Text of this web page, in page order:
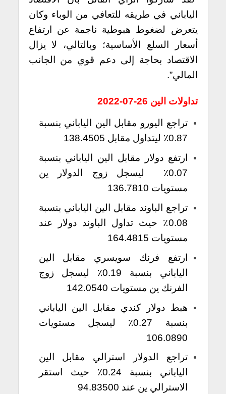
الياباني في طريقه للتعافي من الوباء وكان
يتعرض لضغوط هبوطية ناجمة عن ارتفاع
أسعار السلع الأساسية؛ وبالتالي، لا يزال
الاقتصاد بحاجة إلى دعم قوي من الجانب
المالي”.
تداولات الين 26-07-2022
تراجع اليورو مقابل الين الياباني بنسبة
0.87٪ ليتداول مقابل 138.4505
ارتفع دولار مقابل الين الياباني بنسبة
0.07٪ ليسجل زوج الدولار ين
مستويات 136.7810
تراجع الباوند مقابل الين الياباني بنسبة
0.08٪ حيث تداول الباوند دولار عند
مستويات 164.4815
ارتفع فرنك سويسري مقابل الين
الياباني بنسبة 0.19٪ ليسجل زوج
الفرنك ين مستويات 142.0540
هبط دولار كندي مقابل الين الياباني
بنسبة 0.27٪ ليسجل مستويات
106.0890
تراجع الدولار استرالي مقابل الين
الياباني بنسبة 0.24٪ حيث استقر
الاسترالي ين عند 94.83500